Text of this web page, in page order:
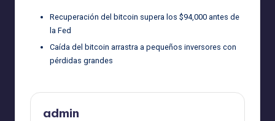
Recuperación del bitcoin supera los $94,000 antes de
la Fed
Caída del bitcoin arrastra a pequeños inversores con
pérdidas grandes
admin